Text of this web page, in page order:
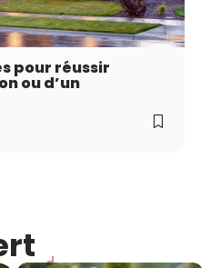
pour réussir
ou d’un